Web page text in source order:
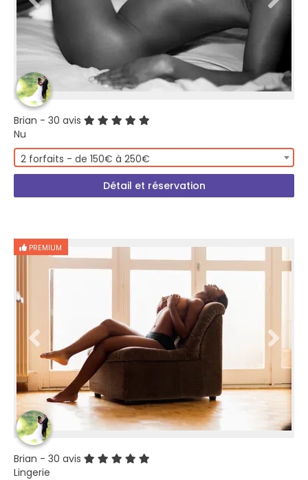
Brian - 30 avis
Nu
2 forfaits - de 150€ à 250€
Détail et réservation
PREMIUM
Brian - 30 avis
Lingerie